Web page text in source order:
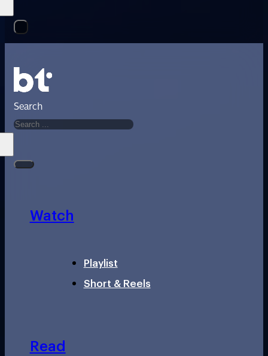
Search
Watch
Playlist
Short & Reels
Read